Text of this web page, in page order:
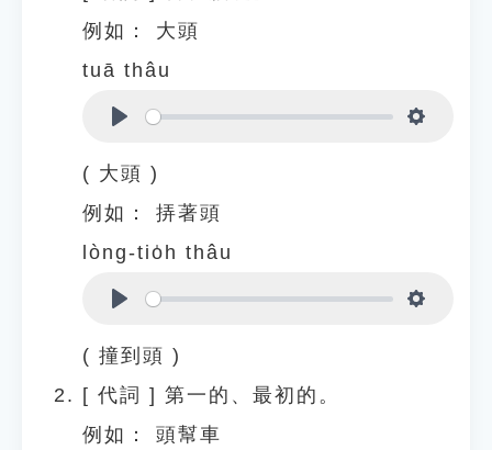
例如：
大頭
tuā thâu
( 大頭 )
例如：
挵著頭
lòng-tio̍h thâu
( 撞到頭 )
[ 代詞 ] 第一的、最初的。
例如：
頭幫車